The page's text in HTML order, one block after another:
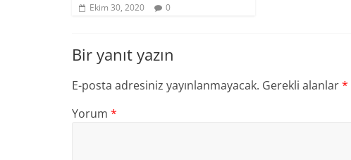
Ekim 30, 2020 0
Bir yanıt yazın
E-posta adresiniz yayınlanmayacak. Gerekli alanlar*
Yorum *